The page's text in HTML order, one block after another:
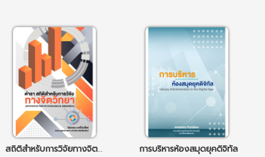
สถิติสำหรับการวิจัยทางจิตวิทยา การบริหารห้องสมุดยุคดิจิทัล